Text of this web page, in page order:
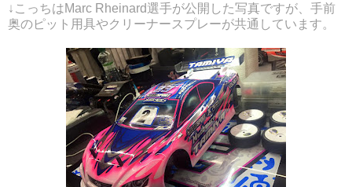
↓こっちはMarc Rheinard選手が公開した写真ですが、手前
奥のピット用具やクリーナースプレーが共通しています。